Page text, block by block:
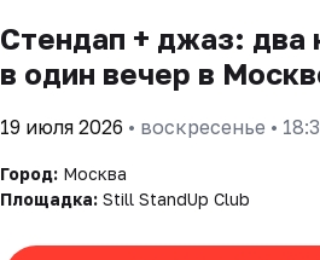
Стендап + джаз: два
в один вечер в
19 июля 2026 • воскресенье •
Город: Москва
Площадка: Still StandUp Club